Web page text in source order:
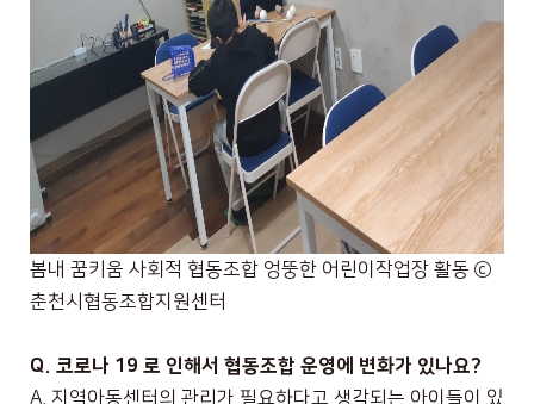
봄내 꿈키움 사회적 협동조합 엉뚱한 어린이작업장 활동 ⓒ
춘천시협동조합지원센터
Q. 코로나 19 로 인해서 협동조합 운영에 변화가 있나요?
A. 지역아동센터의 관리가 필요하다고 생각되는 아이들이 있